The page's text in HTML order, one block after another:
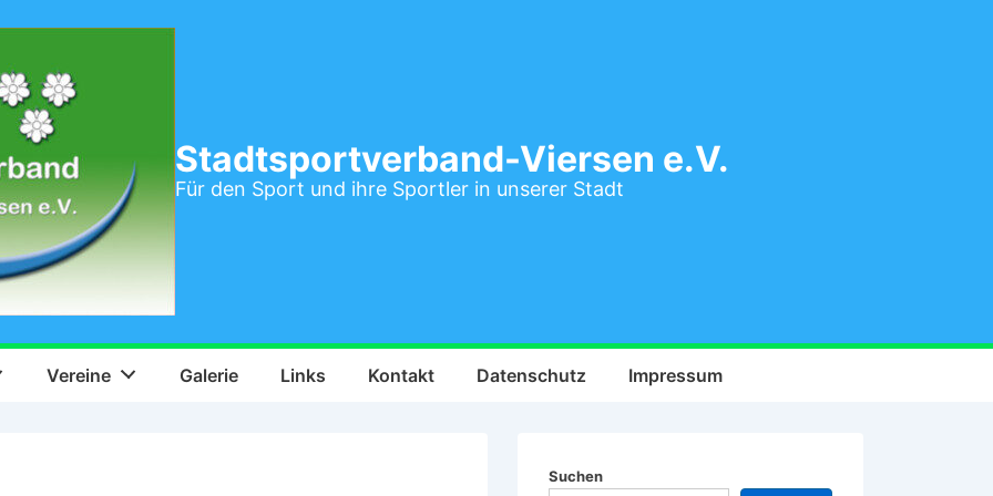
Stadtsportverband-Viersen e.V.
Für den Sport und ihre Sportler in unserer Stadt
Vereine Galerie Links Kontakt Datenschutz Impressum
Suchen